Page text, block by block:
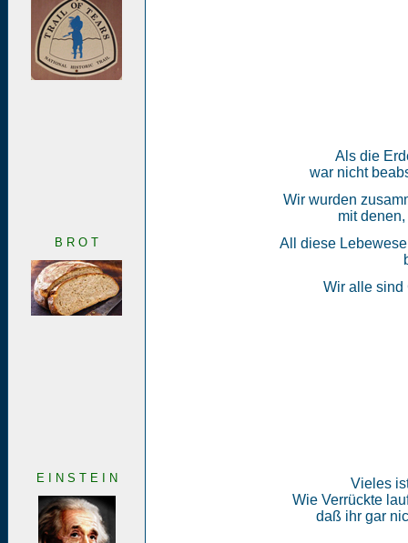
B R O T
E I N S T E I N
Als die
war nicht
Wir wurden
mit
All diese
Wir alle sind
Vieles
Wie Verrückte
daß ihr gar